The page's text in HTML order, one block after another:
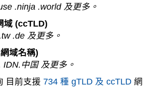
.ninja .world 及更多。
域 (ccTLD)
.de 及更多。
域名稱)
中国 及更多。
目前支援 734 種 gTLD 及 ccTLD 網